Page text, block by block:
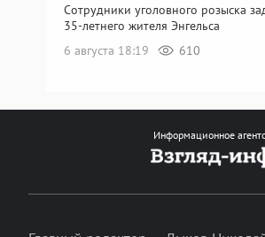
Сотрудники уголовного розыска
35-летнего жителя Энгельса
6 августа 18:19
610
Информационное